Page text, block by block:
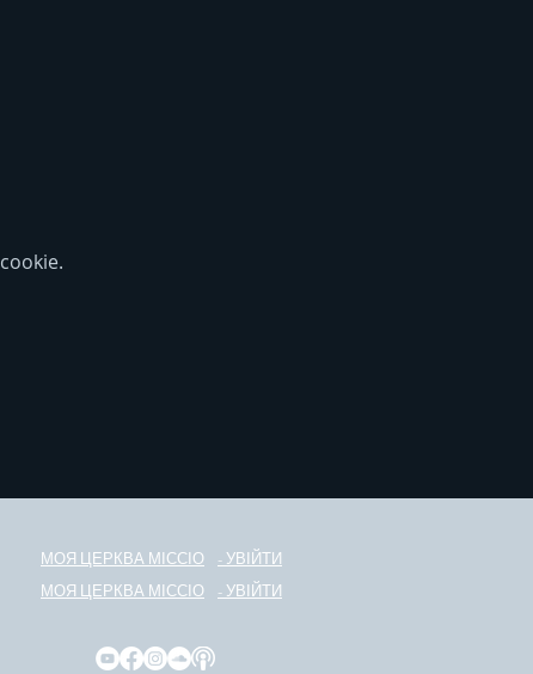
МОЯ ЦЕРКВА МІСС ІО
- УВІЙТИ
МОЯ ЦЕРКВА МІСС ІО - УВІЙТИ